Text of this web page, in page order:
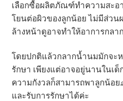
เลือกซื้อผลิตภัณฑ์ทำความสะอ
โยนต่อผิวของลูกน้อย ไม่มีส่วน
ล้างหน้าดูอาจทำให้อาการกล
โดยปกติแล้วกลากน้ำนมมักจะห
รักษา เพียงแต่อาจอยู่นานในเ
ความกังวลก็สามารถพาลูกน้อย
และรับการรักษาได้ค่ะ